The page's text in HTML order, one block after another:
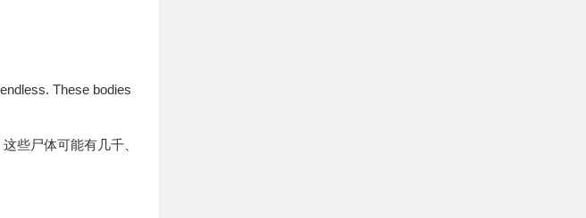
These bodies
些尸体可能有几千、